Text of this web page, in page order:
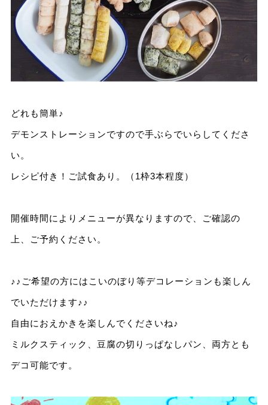
どれも簡単♪
デモンストレーションですので手ぶらでいらしてくださ
い。
レシピ付き！ご試食あり。（1枠3本程度）
開催時間によりメニューが異なりますので、ご確認の
上、ご予約ください。
♪♪ご希望の方にはこいのぼり等デコレーションも楽しん
でいただけます♪♪
自由におえかきを楽しんでくださいね♪
ミルクスティック、豆腐の切りっぱなしパン、両方とも
デコ可能です。